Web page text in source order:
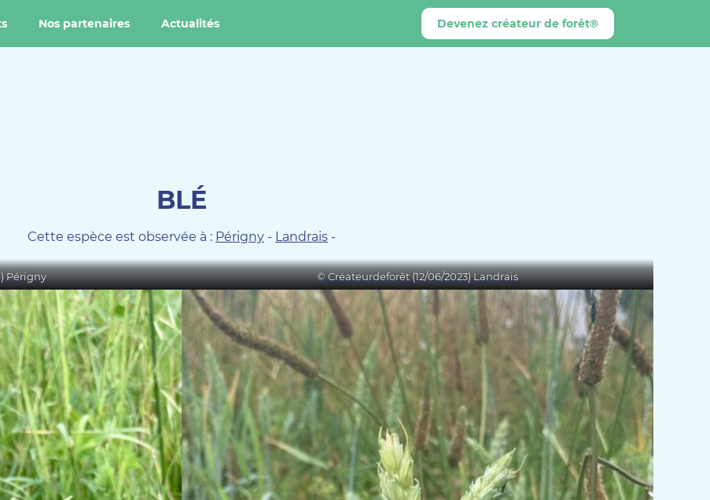
Nos partenaires Actualités Devenez créateur de forêt®
BLÉ
Cette espèce est observée à : Périgny - Landrais -
Périgny © Créateurdeforêt (12/06/2023) Landrais